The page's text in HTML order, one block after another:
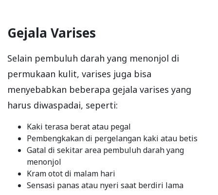
Gejala Varises
Selain pembuluh darah yang menonjol di
permukaan kulit, varises juga bisa
menyebabkan beberapa gejala varises yang
harus diwaspadai, seperti:
Kaki terasa berat atau pegal
Pembengkakan di pergelangan kaki atau betis
Gatal di sekitar area pembuluh darah yang
menonjol
Kram otot di malam hari
Sensasi panas atau nyeri saat berdiri lama